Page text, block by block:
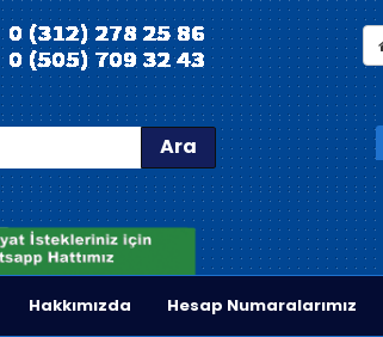
Ara
Hakkımızda Hesap Numaralarımız